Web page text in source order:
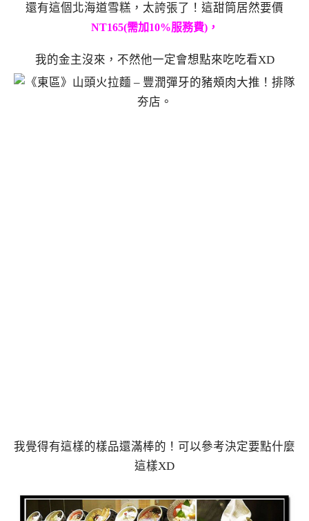
還有這個北海道雪糕，太誇張了！這甜筒居然要價
NT165(需加10%服務費)，
我的金主沒來，不然他一定會想點來吃吃看XD
我覺得有這樣的樣品還滿棒的！可以參考決定要點什麼
這樣XD